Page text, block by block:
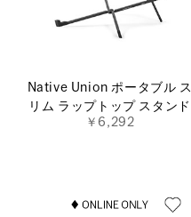
Native Union ポータブル ス
リム ラップトップ スタンド
￥6,292